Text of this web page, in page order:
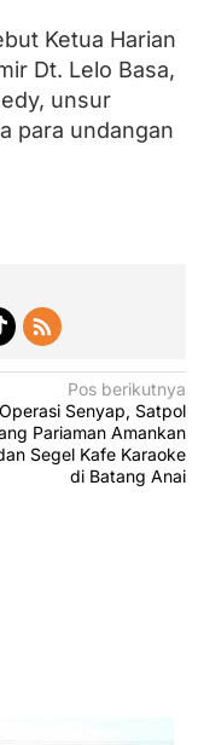
Ketua Harian
Dt. Lelo Basa,
unsur
para undangan
Pos berikutnya
Senyap, Satpol
Pariaman Amankan
Segel Kafe Karaoke
di Batang Anai